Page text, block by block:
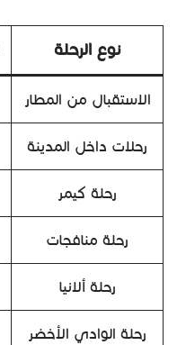
نوع الرحلة
الاستقبال من المطار
رحلات داخل المدينة
رحلة كيمر
رحلة منافجات
رحلة ألانيا
رحلة الوادي الأخضر